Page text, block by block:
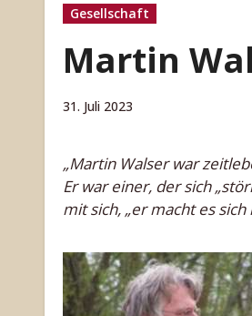
Gesellschaft
Martin
31. Juli 2023
„Martin Walser war zeitlebens ein Beirrbarer. Daraus zog er seine enorme literarische Kraft“ , schreibt der Spiegel.
Er war einer, der sich
mit sich, „er macht es